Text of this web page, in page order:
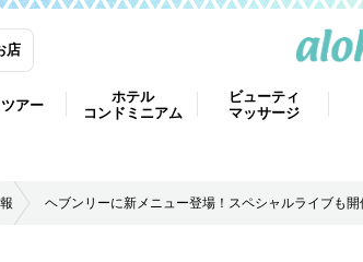
店
アー
ホテル
コンドミニアム
ビューティ
マッサージ
ヘブンリーに新メニュー登場！スペシャルライブも開